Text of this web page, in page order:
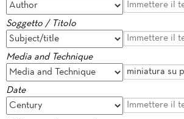
Soggetto / Titolo
Media and Technique
Date